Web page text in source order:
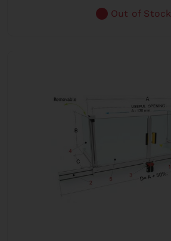
Out of Stock